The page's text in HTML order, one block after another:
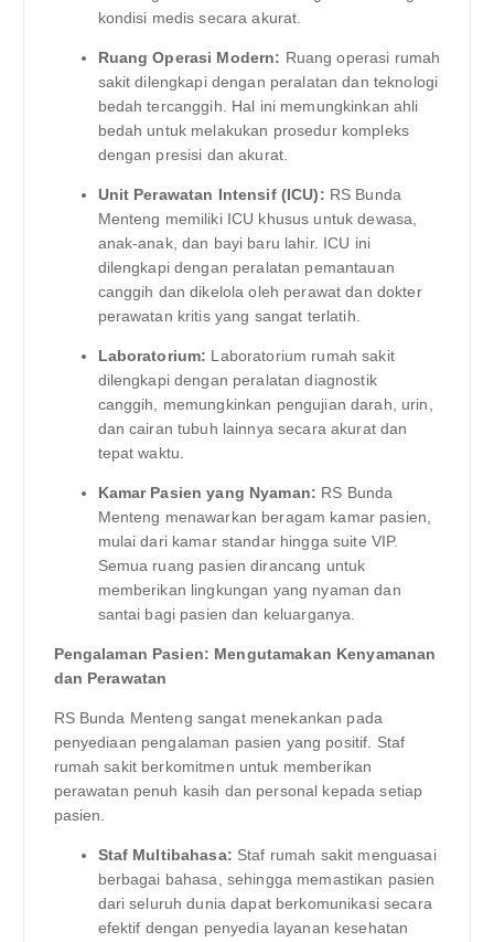
kondisi medis secara akurat.
Ruang Operasi Modern: Ruang operasi rumah
sakit dilengkapi dengan peralatan dan teknologi
bedah tercanggih. Hal ini memungkinkan ahli
bedah untuk melakukan prosedur kompleks
dengan presisi dan akurat.
Unit Perawatan Intensif (ICU): RS Bunda
Menteng memiliki ICU khusus untuk dewasa,
anak-anak, dan bayi baru lahir. ICU ini
dilengkapi dengan peralatan pemantauan
canggih dan dikelola oleh perawat dan dokter
perawatan kritis yang sangat terlatih.
Laboratorium: Laboratorium rumah sakit
dilengkapi dengan peralatan diagnostik
canggih, memungkinkan pengujian darah, urin,
dan cairan tubuh lainnya secara akurat dan
tepat waktu.
Kamar Pasien yang Nyaman: RS Bunda
Menteng menawarkan beragam kamar pasien,
mulai dari kamar standar hingga suite VIP.
Semua ruang pasien dirancang untuk
memberikan lingkungan yang nyaman dan
santai bagi pasien dan keluarganya.
Pengalaman Pasien: Mengutamakan Kenyamanan
dan Perawatan
RS Bunda Menteng sangat menekankan pada
penyediaan pengalaman pasien yang positif. Staf
rumah sakit berkomitmen untuk memberikan
perawatan penuh kasih dan personal kepada setiap
pasien.
Staf Multibahasa: Staf rumah sakit menguasai
berbagai bahasa, sehingga memastikan pasien
dari seluruh dunia dapat berkomunikasi secara
efektif dengan penyedia layanan kesehatan